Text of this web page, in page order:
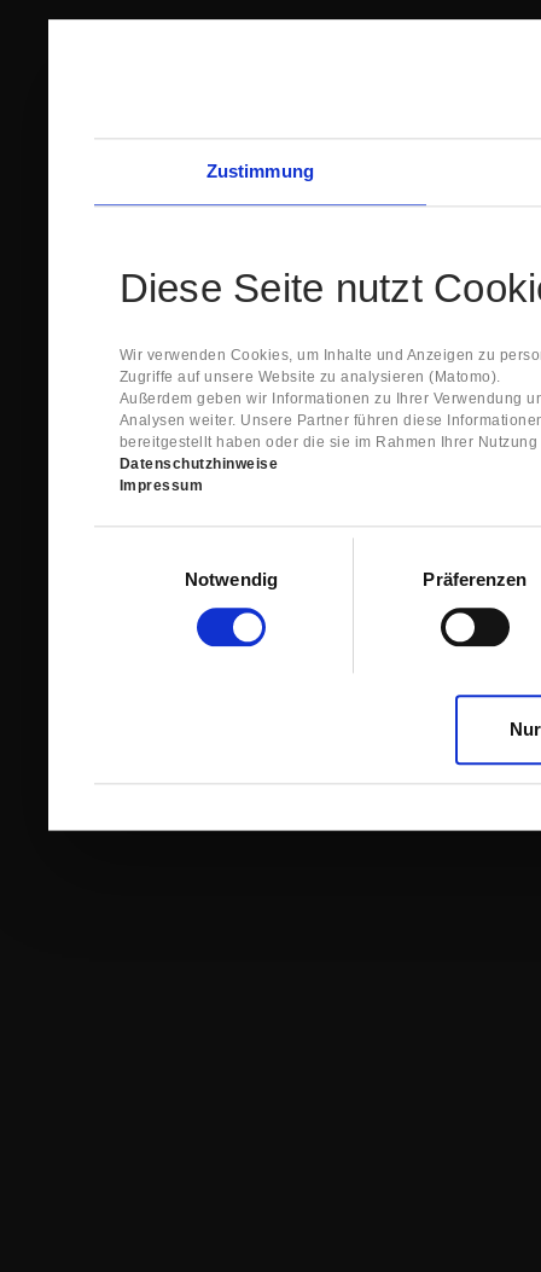
Zustimmung
Diese Seite nutzt
Wir verwenden Cookies, um Inhalte und Anzeigen zu
Zugriffe auf unsere Website zu analysieren (Matomo).
Außerdem geben wir Informationen zu Ihrer Verwendung
Analysen weiter. Unsere Partner führen diese
bereitgestellt haben oder die sie im Rahmen Ihrer
Datenschutzhinweise
Impressum
Notwendig
Präferenzen